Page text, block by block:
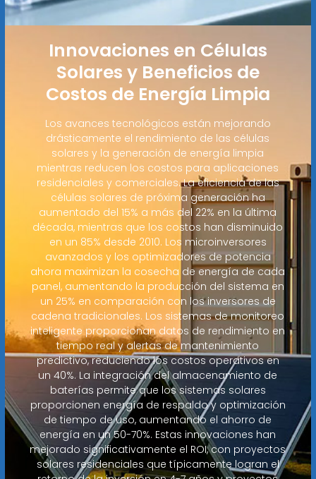
Innovaciones en Células
Solares y Beneficios de
Costos de Energía Limpia
Los avances tecnológicos están mejorando
drásticamente el rendimiento de las células
solares y la generación de energía limpia
mientras reducen los costos para aplicaciones
residenciales y comerciales. La eficiencia de las
células solares de próxima generación ha
aumentado del 15% a más del 22% en la última
década, mientras que los costos han disminuido
en un 85% desde 2010. Los microinversores
avanzados y los optimizadores de potencia
ahora maximizan la cosecha de energía de cada
panel, aumentando la producción del sistema en
un 25% en comparación con los inversores de
cadena tradicionales. Los sistemas de monitoreo
inteligente proporcionan datos de rendimiento en
tiempo real y alertas de mantenimiento
predictivo, reduciendo los costos operativos en
un 40%. La integración del almacenamiento de
baterías permite que los sistemas solares
proporcionen energía de respaldo y optimización
de tiempo de uso, aumentando el ahorro de
energía en un 50-70%. Estas innovaciones han
mejorado significativamente el ROI, con proyectos
solares residenciales que típicamente logran el